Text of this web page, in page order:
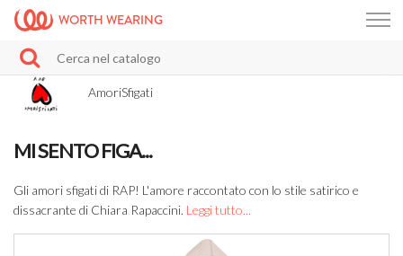
WORTH WEARING
AmoriSfigati
MI SENTO FIGA...
Gli amori sfigati di RAP! L'amore raccontato con lo stile satirico e
dissacrante di Chiara Rapaccini. Leggi tutto...